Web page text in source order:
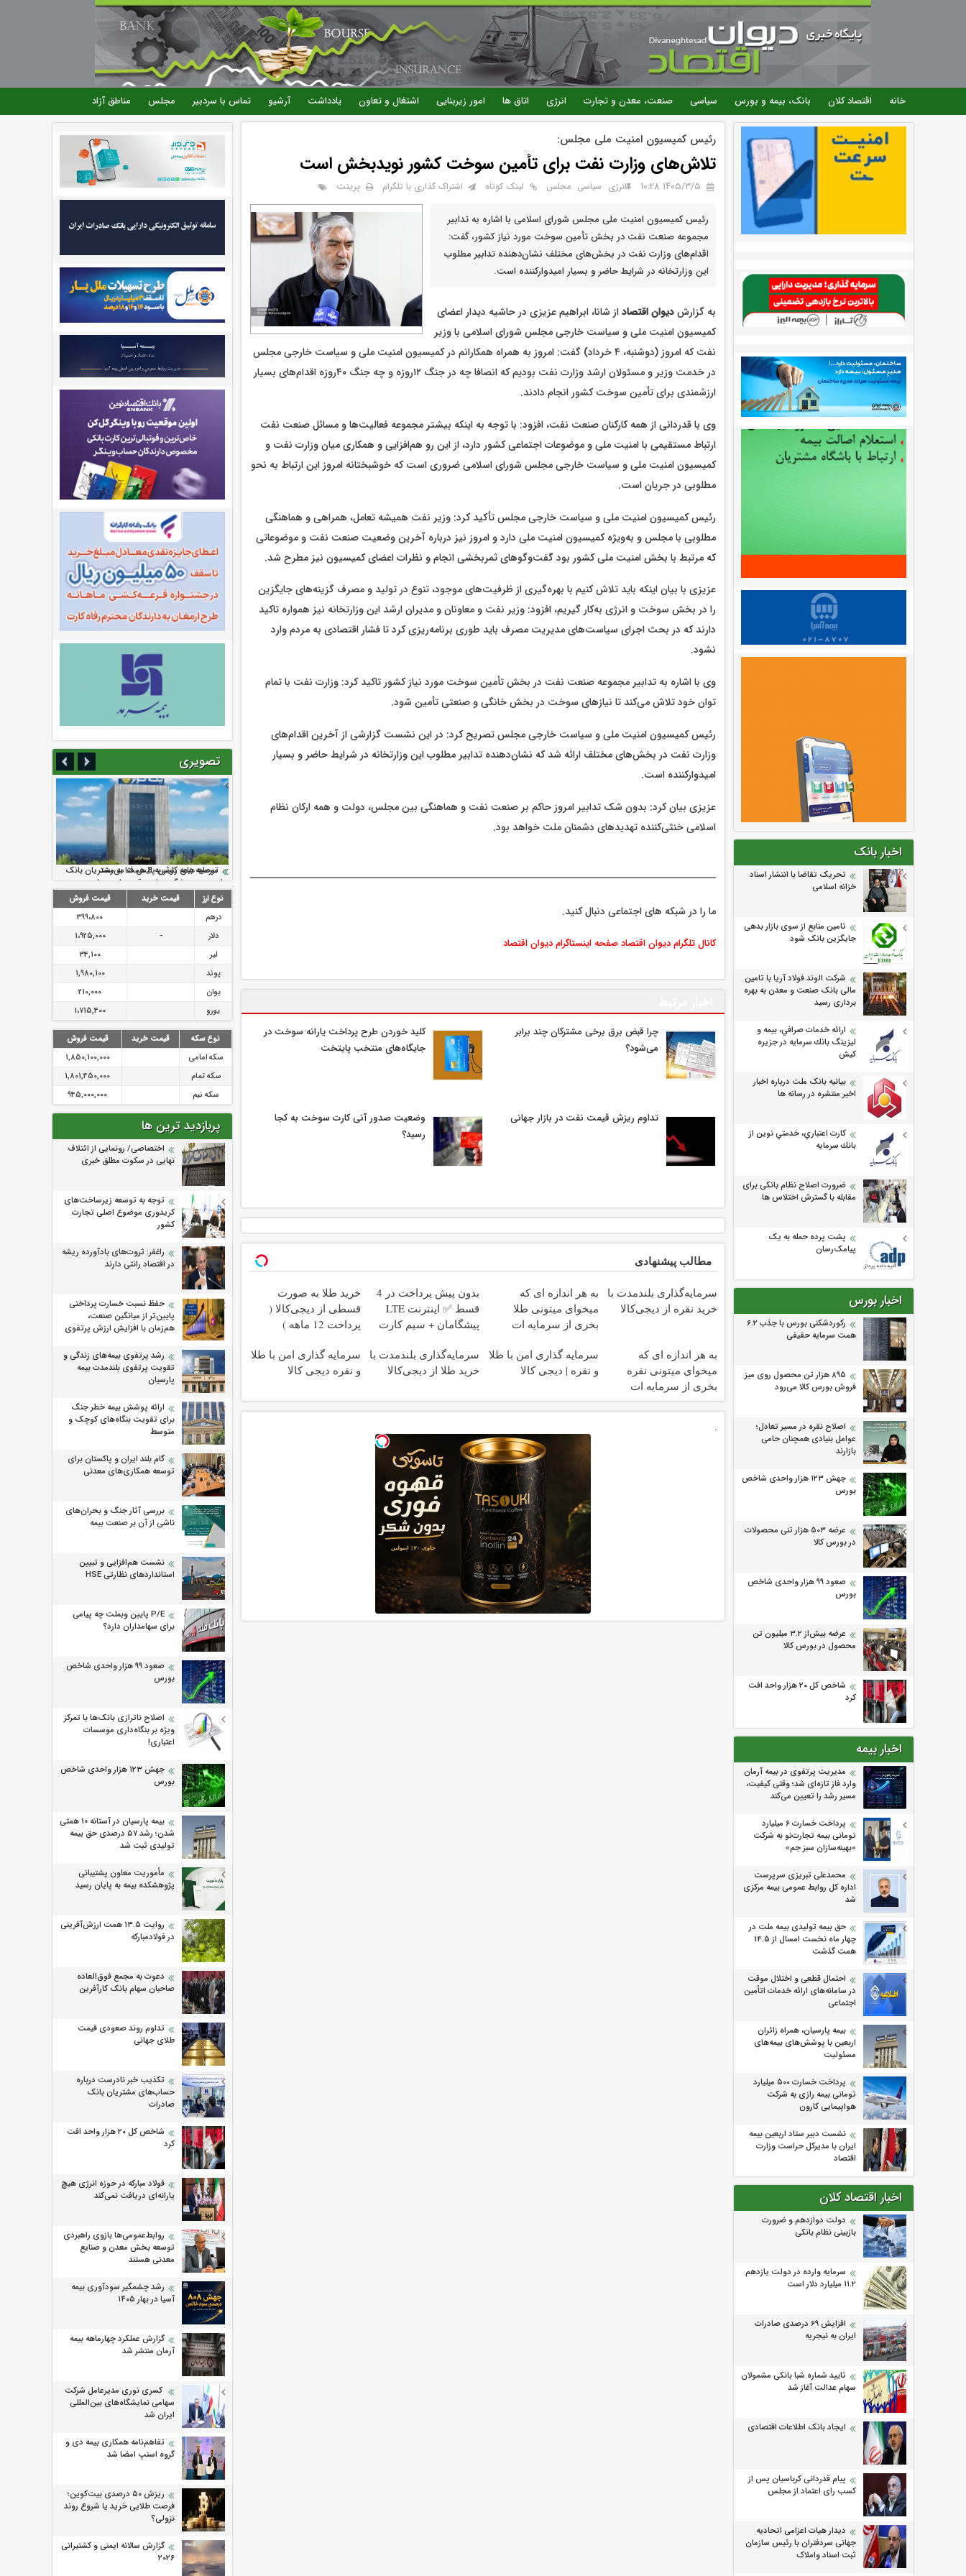
رفتن
به
محتوای
اصلی
خانه اقتصاد کلان بانک، بیمه و بورس سیاسی صنعت، معدن و تجارت انرژی اتاق ها امور زیربنایی اشتغال و تعاون یادداشت آرشیو تماس با سردبیر مجلس مناطق آزاد
اخبار بانک
تحریک تقاضا با انتشار اسناد
خزانه اسلامی
تامین منابع از سوی بازار بدهی
جایگزین بانک شود
شرکت الوند فولاد آریا با تامین
مالی بانک صنعت و معدن به بهره
برداری رسید
ارائه خدمات صرافي، بيمه و
ليزينگ بانك سرمايه در جزيره
كيش
بیانیه بانک ملت درباره اخبار
اخیر منتشره در رسانه ها
كارت اعتباري، خدمتي نوين از
بانك سرمايه
ضرورت اصلاح نظام بانکی برای
مقابله با گسترش اختلاس ها
پشت پرده حمله به یک
پیامک‌رسان
اخبار بورس
رکوردشکنی بورس با جذب ۶.۲
همت سرمایه حقیقی
۸۹۵ هزار تن محصول روی میز
فروش بورس کالا می‌‌رود
اصلاح نقره در مسیر تعادل؛
عوامل بنیادی همچنان حامی
بازارند
جهش ۱۲۳ هزار واحدی شاخص
بورس
عرضه ۵۰۳ هزار تنی محصولات
در بورس کالا
صعود ۹۹ هزار واحدی شاخص
بورس
عرضه بیش‌از ۳.۲ میلیون تن
محصول در بورس کالا
شاخص کل ۲۰ هزار واحد افت
کرد
اخبار بیمه
مدیریت پرتفوی در بیمه آرمان
وارد فاز تازه‌ای شد؛ وقتی کیفیت،
مسیر رشد را تعیین می‌کند
پرداخت خسارت ۶ میلیارد
تومانی بیمه تجارت‌نو به شرکت
«بهینه‌سازان سبز جم»
محمدعلی تبریزی سرپرست
اداره كل روابط عمومی بیمه مركزی
شد
حق بیمه تولیدی بیمه ملت در
چهار ماه نخست امسال از 14.5
همت گذشت
احتمال قطعی و اختلال موقت
در سامانه‌های ارائه خدمات اتأمین
اجتماعی
بیمه پارسیان، همراه زائران
اربعین با پوشش‌های بیمه‌های
مسئولیت
پرداخت خسارت ۵۰۰ میلیارد
تومانی بیمه رازی به شرکت
هواپیمایی کارون
نشست دبیر ستاد اربعین بیمه
ایران با مدیرکل حراست وزارت
اقتصاد
اخبار اقتصاد کلان
دولت دوازدهم و ضرورت
بازبینی نظام بانکی
سرمایه وارده در دولت یازدهم
۱۱.۲ میلیارد دلار است
افزایش 69 درصدی صادرات
ایران به نیجریه
تایید شماره شبا بانکی مشمولان
سهام عدالت آغاز شد
ایجاد بانک اطلاعات اقتصادی
پیام قدردانی کرباسیان پس از
کسب رای اعتماد از مجلس
دیدار هیات اعزامی اتحادیه
جهانی سردفتران با رئیس سازمان
ثبت اسناد واملاک
رئیس کمیسیون امنیت ملی مجلس:
تلاش‌های وزارت نفت برای تأمین سوخت کشور نویدبخش است
۱۴۰۵/۳/۵ 10:28 انرژی سیاسی مجلس لینک کوتاه اشتراک گذاری با تلگرام پرینت
رئیس کمیسیون امنیت ملی مجلس شورای اسلامی با اشاره به تدابیر
مجموعه صنعت نفت در بخش تأمین سوخت مورد نیاز کشور، گفت:
اقدام‌های وزارت نفت در بخش‌های مختلف نشان‌دهنده تدابیر مطلوب
این وزارتخانه در شرایط حاضر و بسیار امیدوارکننده است.
به گزارشدیوان اقتصاداز شانا، ابراهیم عزیزی در حاشیه دیدار اعضای
کمیسیون امنیت ملی و سیاست خارجی مجلس شورای اسلامی با وزیر
نفت که امروز (دوشنبه، ۴ خرداد) گفت: امروز به همراه همکارانم در کمیسیون امنیت ملی و سیاست خارجی مجلس
در خدمت وزیر و مسئولان ارشد وزارت نفت بودیم که انصافا چه در جنگ ۱۲روزه و چه جنگ ۴۰روزه اقدام‌های بسیار
ارزشمندی برای تأمین سوخت کشور انجام دادند.
وی با قدردانی از همه کارکنان صنعت نفت، افزود: با توجه به اینکه بیشتر مجموعه فعالیت‌ها و مسائل صنعت نفت
ارتباط مستقیمی با امنیت ملی و موضوعات اجتماعی کشور دارد، از این رو هم‌افزایی و همکاری میان وزارت نفت و
کمیسیون امنیت ملی و سیاست خارجی مجلس شورای اسلامی ضروری است که خوشبختانه امروز این ارتباط به نحو
مطلوبی در جریان است.
رئیس کمیسیون امنیت ملی و سیاست خارجی مجلس تأکید کرد: وزیر نفت همیشه تعامل، همراهی و هماهنگی
مطلوبی با مجلس و به‌ویژه کمیسیون امنیت ملی دارد و امروز نیز درباره آخرین وضعیت صنعت نفت و موضوعاتی
که مرتبط با بخش امنیت ملی کشور بود گفت‌وگوهای ثمربخشی انجام و نظرات اعضای کمیسیون نیز مطرح شد.
عزیزی با بیان اینکه باید تلاش کنیم با بهره‌گیری از ظرفیت‌های موجود، تنوع در تولید و مصرف گزینه‌های جایگزین
را در بخش سوخت و انرژی به‌کار گیریم، افزود: وزیر نفت و معاونان و مدیران ارشد این وزارتخانه نیز همواره تاکید
دارند که در بحث اجرای سیاست‌های مدیریت مصرف باید طوری برنامه‌ریزی کرد تا فشار اقتصادی به مردم وارد
نشود.
وی با اشاره به تدابیر مجموعه صنعت نفت در بخش تأمین سوخت مورد نیاز کشور تاکید کرد: وزارت نفت با تمام
توان خود تلاش می‌کند تا نیازهای سوخت در بخش خانگی و صنعتی تأمین شود.
رئیس کمیسیون امنیت ملی و سیاست خارجی مجلس تصریح کرد: در این نشست گزارشی از آخرین اقدام‌های
وزارت نفت در بخش‌های مختلف ارائه شد که نشان‌دهنده تدابیر مطلوب این وزارتخانه در شرایط حاضر و بسیار
امیدوارکننده است.
عزیزی بیان کرد: بدون‌ شک تدابیر امروز حاکم بر صنعت نفت و هماهنگی بین مجلس، دولت و همه ارکان نظام
اسلامی خنثی‌کننده تهدیدهای دشمنان ملت خواهد بود.
ما را در شبکه های اجتماعی دنبال کنید.
کانال تلگرام دیوان اقتصادصفحه اینستاگرام دیوان اقتصاد
چرا قبض برق برخی مشترکان چند برابر
می‌شود؟
کلید خوردن طرح پرداخت یارانه سوخت در
جایگاه‌های منتخب پایتخت
تداوم ریزش قیمت نفت در بازار جهانی
وضعیت صدور آنی کارت سوخت به کجا
رسید؟
مطالب پیشنهادی
سرمایه‌گذاری بلندمدت با
خرید نقره از دیجی‌کالا
به هر اندازه ای که
میخوای میتونی طلا
بخری از سرمایه ات
بدون پیش پرداخت در 4
قسط ✅ اینترنت LTE
پیشگامان + سیم کارت
خرید طلا به صورت
قسطی از دیجی‌کالا (
پرداخت 12 ماهه )
به هر اندازه ای که
میخوای میتونی نقره
بخری از سرمایه ات
محافظت کنی
سرمایه گذاری امن با طلا
و نقره | دیجی کالا
سرمایه‌گذاری بلندمدت با
خرید طلا از دیجی‌کالا
سرمایه گذاری امن با طلا
و نقره دیجی کالا
.
تصویری
ارزش سهام عدالت بالا رفت
سرمایه بیمه کوثر به ۴ همت می‌رسد
نود ثانیه با فولاد سنگان
تقدیر دبیرکل سندیکای بیمه گران ایران از
اقدامات مدیرعامل بیمه رازی
توصیه های رئیس پلیس فتا به مشتریان بانک
ها در مورد پیشگیری از سرقت های مجازی
نوع ارز قیمت خرید
قیمت فروش
درهم
399،800
دلار
-
1،925,000
لیر
34,100
پوند
1,980,100
یوان
210,000
یورو
1،715,400
نوع سکه قیمت خرید
قیمت فروش
سکه امامی
1,850,100,000
سکه تمام
1,801,450,000
سکه نیم
945,000,000
پربازدید ترین ها
اختصاصی/ رونمایی از ائتلاف‌
نهایی در سکوت مطلق خبری
توجه به توسعه زیرساخت‌های
کریدوری موضوع اصلی تجارت
کشور
راغفر: ثروت‌های بادآورده ریشه
در اقتصاد رانتی دارند
حفظ نسبت خسارت پرداختی
پایین‌تر از میانگین صنعت،
هم‌زمان با افزایش ارزش پرتفوی
رشد پرتفوی بیمه‌های زندگی و
تقویت پرتفوی بلندمدت بیمه
پارسیان
ارائه پوشش بیمه خطر جنگ
برای تقویت بنگاه‌های کوچک و
متوسط
گام بلند ایران و پاکستان برای
توسعه همکاری‌های معدنی
بررسی آثار جنگ و بحران‌های
ناشی از آن بر صنعت بیمه
نشست هم‌افزایی و تبیین
استانداردهای نظارتی HSE
P/E پایین وبملت چه پیامی
برای سهامداران دارد؟
صعود ۹۹ هزار واحدی شاخص
بورس
اصلاح ناترازی بانک‌ها با تمرکز
ویژه بر بنگاه‌داری موسسات
اعتباری!
جهش ۱۲۳ هزار واحدی شاخص
بورس
بیمه پارسیان در آستانه 10 همتی
شدن؛ رشد ۵۷ درصدی حق بیمه
تولیدی ثبت شد
مأموریت معاون پشتیبانی
پژوهشكده بیمه به پایان رسید
روایت ۱۳.۵ همت ارزش‌آفرینی
در فولادمبارکه
دعوت به مجمع فوق‌العاده
صاحبان سهام بانک کارآفرین
تداوم روند صعودی قیمت
طلای جهانی
تکذیب خبر نادرست درباره
حساب‌های مشتریان بانک
صادرات
شاخص کل ۲۰ هزار واحد افت
کرد
فولاد مبارکه در حوزه انرژی هیچ
یارانه‌ای دریافت نمی‌کند
روابط‌‌عمومی‌ها بازوی راهبردی
توسعه بخش معدن و صنایع
معدنی هستند
رشد چشمگیر سودآوری بیمه
آسیا در بهار ۱۴۰۵
گزارش عملکرد چهارماهه بیمه
آرمان منتشر شد
کسری نوری مدیرعامل شرکت
سهامی نمایشگاه‌های بین‌المللی
ایران شد
تفاهم‌نامه همکاری بیمه دی و
گروه اسنپ امضا شد
ریزش ۵۰ درصدی بیت‌کوین؛
فرصت طلایی خرید یا شروع روند
نزولی؟
گزارش سالانه ایمنی و كشتیرانی
۲۰۲۶